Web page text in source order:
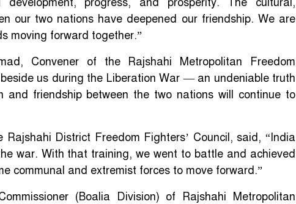
our two nations have deepened our friendship. We are
moving forward together.”
Convener of the Rajshahi Metropolitan Freedom
us during the Liberation War — an undeniable truth
and friendship between the two nations will continue to
District Freedom Fighters’ Council, said, “India
war. With that training, we went to battle and achieved
communal and extremist forces to move forward.”
(Boalia Division) of Rajshahi Metropolitan